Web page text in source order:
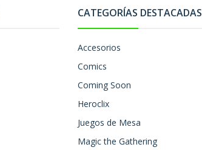
CATEGORÍAS DESTACADAS
Accesorios
Comics
Coming Soon
Heroclix
Juegos de Mesa
Magic the Gathering